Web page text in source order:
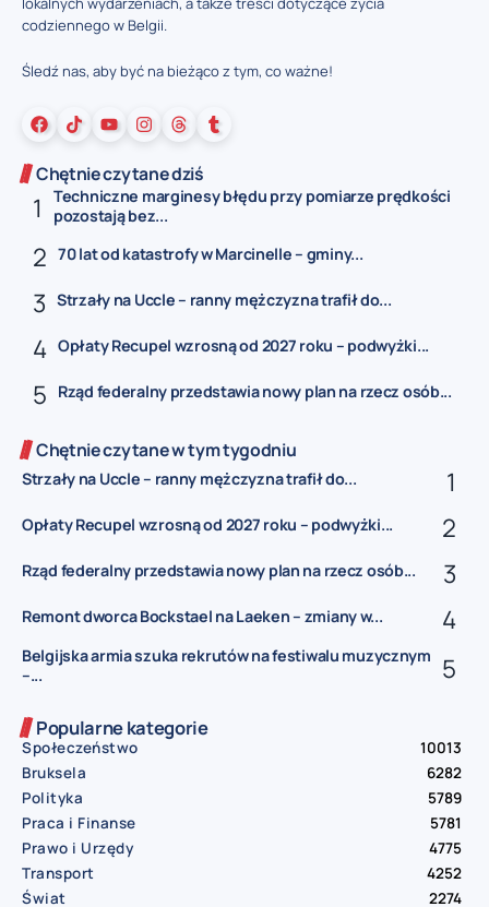
codziennego w Belgii.
Śledź nas, aby być na bieżąco z tym, co ważne!
Chętnie czytane dziś
Techniczne marginesy błędu przy pomiarze prędkości
pozostają bez...
70 lat od katastrofy w Marcinelle – gminy...
Strzały na Uccle – ranny mężczyzna trafił do...
Opłaty Recupel wzrosną od 2027 roku – podwyżki...
Rząd federalny przedstawia nowy plan na rzecz osób...
Chętnie czytane w tym tygodniu
Strzały na Uccle – ranny mężczyzna trafił do...
Opłaty Recupel wzrosną od 2027 roku – podwyżki...
Rząd federalny przedstawia nowy plan na rzecz osób...
Remont dworca Bockstael na Laeken – zmiany w...
Belgijska armia szuka rekrutów na festiwalu muzycznym
–...
Popularne kategorie
Społeczeństwo
10013
Bruksela
6282
Polityka
5789
Praca i Finanse
5781
Prawo i Urzędy
4775
Transport
4252
Świat
2274